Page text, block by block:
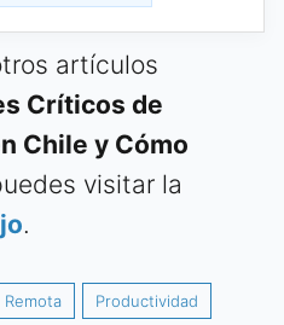
artículos
Críticos de
Chile y Cómo
visitar la
.
Productividad